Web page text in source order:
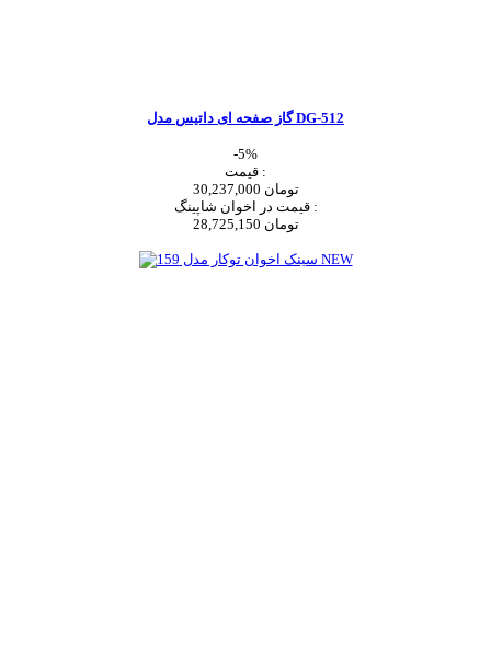
گاز صفحه ای داتیس مدل DG-512
-5%
قیمت :
30,237,000 تومان
قیمت در اخوان شاپینگ :
28,725,150 تومان